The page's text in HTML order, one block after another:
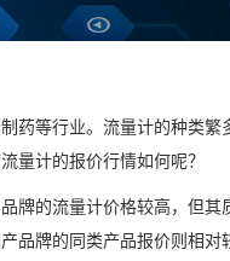
药等行业。流量计的种类繁
量计的报价行情如何呢？
牌的流量计价格较高，但其
品牌的同类产品报价则相对